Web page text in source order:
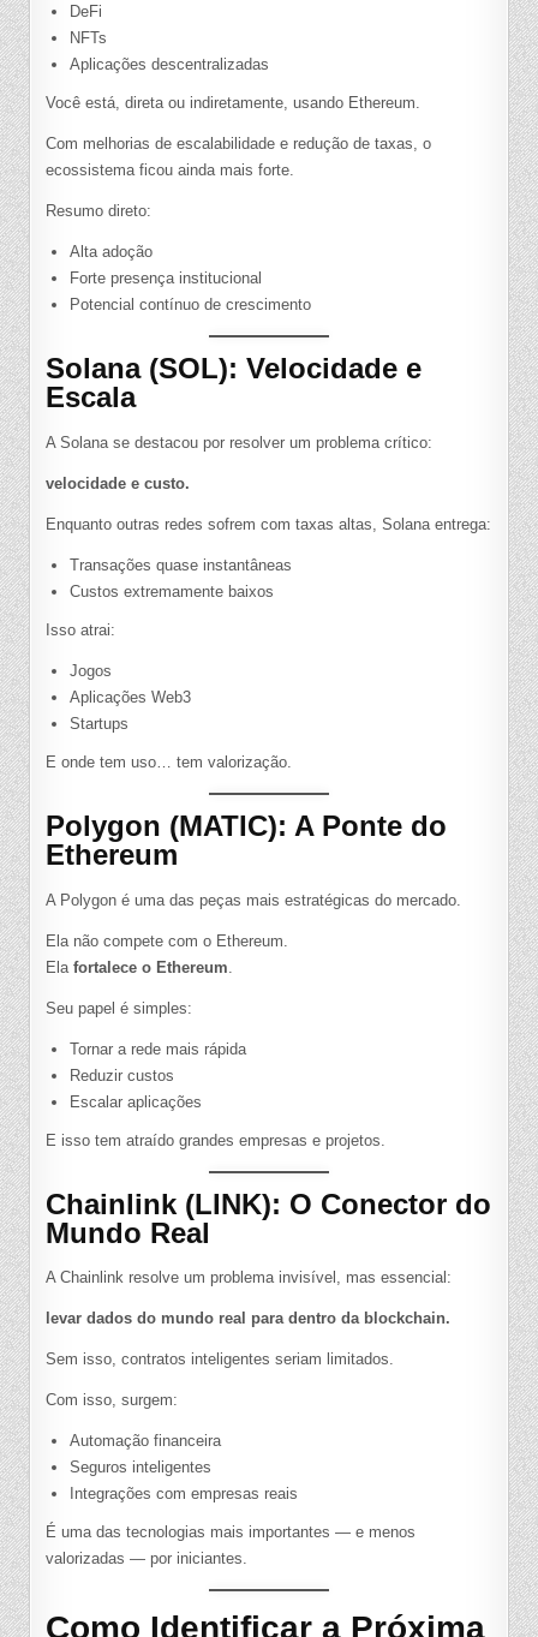
DeFi
NFTs
Aplicações descentralizadas
Você está, direta ou indiretamente, usando Ethereum.
Com melhorias de escalabilidade e redução de taxas, o
ecossistema ficou ainda mais forte.
Resumo direto:
Alta adoção
Forte presença institucional
Potencial contínuo de crescimento
Solana (SOL): Velocidade e
Escala
A Solana se destacou por resolver um problema crítico:
velocidade e custo.
Enquanto outras redes sofrem com taxas altas, Solana entrega:
Transações quase instantâneas
Custos extremamente baixos
Isso atrai:
Jogos
Aplicações Web3
Startups
E onde tem uso… tem valorização.
Polygon (MATIC): A Ponte do
Ethereum
A Polygon é uma das peças mais estratégicas do mercado.
Ela não compete com o Ethereum.
Elafortalece o Ethereum
Seu papel é simples:
Tornar a rede mais rápida
Reduzir custos
Escalar aplicações
E isso tem atraído grandes empresas e projetos.
Chainlink (LINK): O Conector do
Mundo Real
A Chainlink resolve um problema invisível, mas essencial:
levar dados do mundo real para dentro da blockchain.
Sem isso, contratos inteligentes seriam limitados.
Com isso, surgem:
Automação financeira
Seguros inteligentes
Integrações com empresas reais
É uma das tecnologias mais importantes — e menos
valorizadas — por iniciantes.
Como Identificar a Próxima